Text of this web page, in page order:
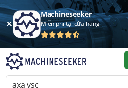
Machineseeker
Miễn phí tại cửa hàng